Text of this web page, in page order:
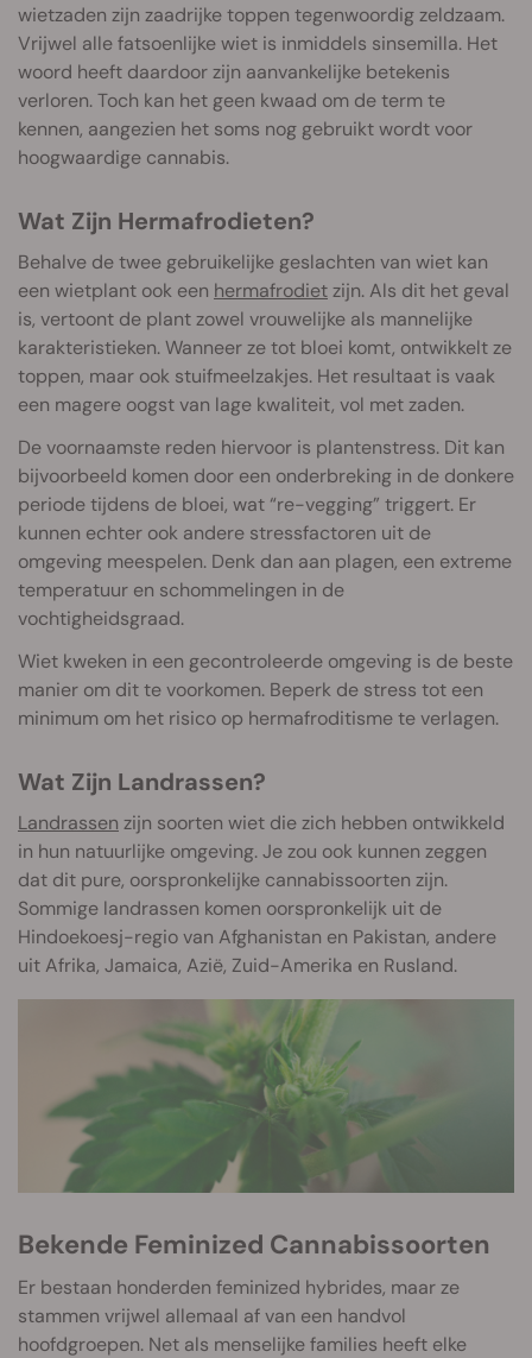
wietzaden zijn zaadrijke toppen tegenwoordig zeldzaam.
Vrijwel alle fatsoenlijke wiet is inmiddels sinsemilla. Het
woord heeft daardoor zijn aanvankelijke betekenis
verloren. Toch kan het geen kwaad om de term te
kennen, aangezien het soms nog gebruikt wordt voor
hoogwaardige cannabis.
Wat Zijn Hermafrodieten?
Behalve de twee gebruikelijke geslachten van wiet kan
een wietplant ook een hermafrodietzijn. Als dit het geval
is, vertoont de plant zowel vrouwelijke als mannelijke
karakteristieken. Wanneer ze tot bloei komt, ontwikkelt ze
toppen, maar ook stuifmeelzakjes. Het resultaat is vaak
een magere oogst van lage kwaliteit, vol met zaden.
De voornaamste reden hiervoor is plantenstress. Dit kan
bijvoorbeeld komen door een onderbreking in de donkere
periode tijdens de bloei, wat “re-vegging” triggert. Er
kunnen echter ook andere stressfactoren uit de
omgeving meespelen. Denk dan aan plagen, een extreme
temperatuur en schommelingen in de
vochtigheidsgraad.
Wiet kweken in een gecontroleerde omgeving is de beste
manier om dit te voorkomen. Beperk de stress tot een
minimum om het risico op hermafroditisme te verlagen.
Wat Zijn Landrassen?
Landrassen zijn soorten wiet die zich hebben ontwikkeld
in hun natuurlijke omgeving. Je zou ook kunnen zeggen
dat dit pure, oorspronkelijke cannabissoorten zijn.
Sommige landrassen komen oorspronkelijk uit de
Hindoekoesj-regio van Afghanistan en Pakistan, andere
uit Afrika, Jamaica, Azië, Zuid-Amerika en Rusland.
Bekende Feminized Cannabissoorten
Er bestaan honderden feminized hybrides, maar ze
stammen vrijwel allemaal af van een handvol
hoofdgroepen. Net als menselijke families heeft elke